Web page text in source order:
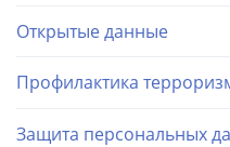
Открытые данные
Профилактика
Защита персональных